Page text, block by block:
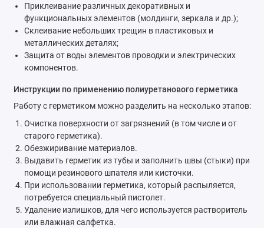
Приклеивание различных декоративных и
функциональных элементов (молдинги, зеркала и др.);
Склеивание небольших трещин в пластиковых и
металлических деталях;
Защита от воды элементов проводки и электрических
компонентов.
Инструкции по применению полиуретанового герметика
Работу с герметиком можно разделить на несколько этапов:
Очистка поверхности от загрязнений (в том числе и от
старого герметика).
Обезжиривание материалов.
Выдавить герметик из тубы и заполнить швы (стыки) при
помощи резинового шпателя или кисточки.
При использовании герметика, который распыляется,
потребуется специальный пистолет.
Удаление излишков, для чего используется растворитель
или влажная салфетка.